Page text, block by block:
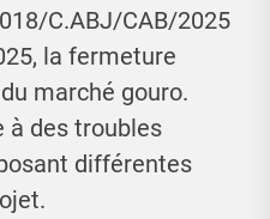
C.ABJ/CAB/2025
la fermeture
marché gouro.
à des troubles
différentes